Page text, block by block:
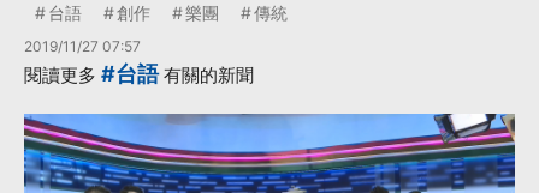
台語 創作 樂團 傳統
2019/11/27 07:57
閱讀更多 #台語有關的新聞